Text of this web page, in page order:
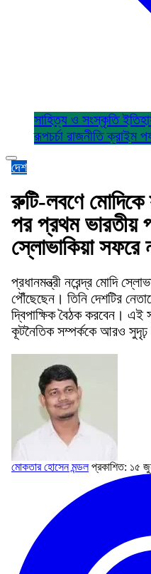
সাহিত্য ও সংস্কৃতি
রূপচর্চা রাজনীতিক্রাইম
দেশ
রুটি-লবণে মোদিকে
পর প্রথম ভারতীয়
স্লোভাকিয়া সফরে
প্রধানমন্ত্রী নরেন্দ্র মোদি
পৌঁছেছেন। তিনি দেশটির
দ্বিপাক্ষিক বৈঠক করবেন।
কূটনৈতিক সম্পর্ককে আরও সুদৃঢ়
মোকতার হোসেন মন্ডল প্রকাশিত: ১৫